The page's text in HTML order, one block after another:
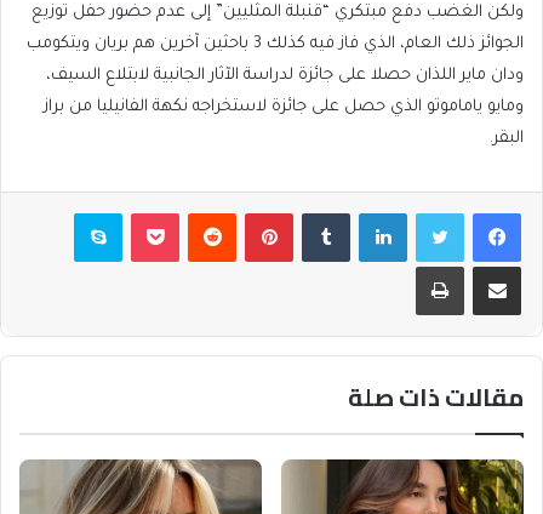
ولكن الغضب دفع مبتكري “قنبلة المثليين” إلى عدم حضور حفل توزيع
الجوائز ذلك العام، الذي فاز فيه كذلك 3 باحثين آخرين هم بريان ويتكومب
ودان ماير اللذان حصلا على جائزة لدراسة الآثار الجانبية لابتلاع السيف،
ومايو ياماموتو الذي حصل على جائزة لاستخراجه نكهة الفانيليا من براز
البقر.
فيسبوكتويتر لينكدإن بينتيريست بوكيت سكايب
مشاركة عبر البريد طباعة
مقالات ذات صلة